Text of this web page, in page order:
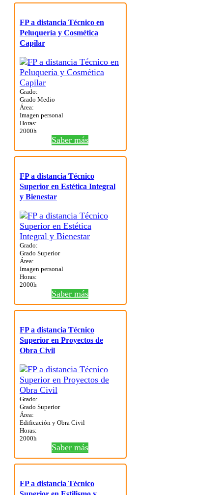
FP a distancia Técnico en
Peluquería y Cosmética
Capilar
Grado:
Grado Medio
Área:
Imagen personal
Horas:
2000h
Saber más
FP a distancia Técnico
Superior en Estética Integral
y Bienestar
Grado:
Grado Superior
Área:
Imagen personal
Horas:
2000h
Saber más
FP a distancia Técnico
Superior en Proyectos de
Obra Civil
Grado:
Grado Superior
Área:
Edificación y Obra Civil
Horas:
2000h
Saber más
FP a distancia Técnico